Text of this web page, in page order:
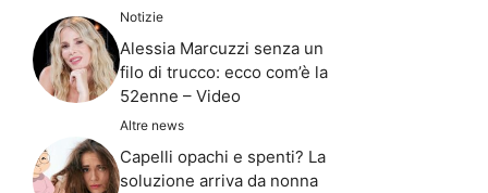
Notizie
Alessia Marcuzzi senza un
filo di trucco: ecco com’è la
52enne – Video
Altre news
Capelli opachi e spenti? La
soluzione arriva da nonna